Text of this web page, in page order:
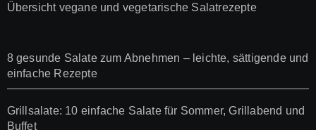
Übersicht vegane und vegetarische Salatrezepte
8 gesunde Salate zum Abnehmen – leichte, sättigende und
einfache Rezepte
Grillsalate: 10 einfache Salate für Sommer, Grillabend und
Buffet